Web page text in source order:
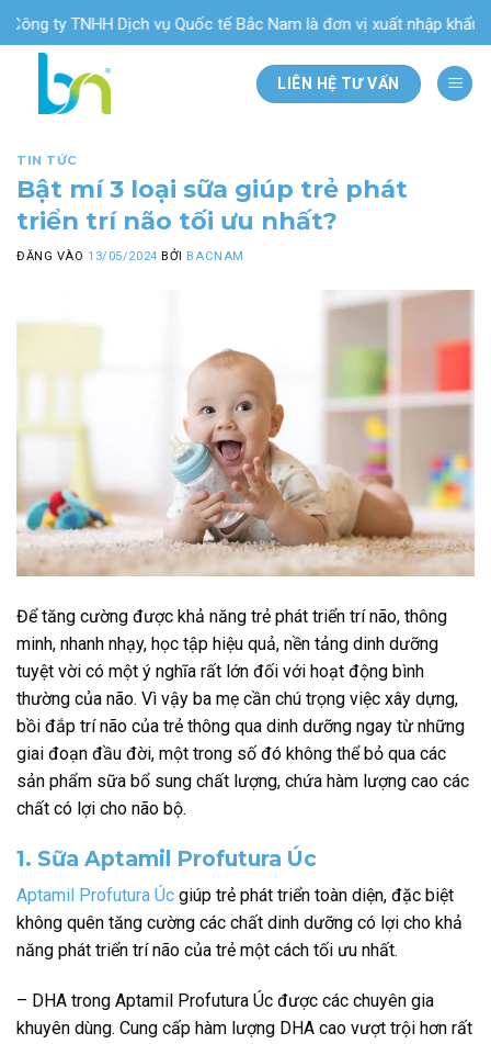
Bỏ
qua
ty TNHH Dịch vụ Quốc tế Bắc Nam là đơn vị xuất nhập khẩu &
LIÊN HỆ TƯ VẤN
TIN TỨC
Bật mí 3 loại sữa giúp trẻ phát
triển trí não tối ưu nhất?
ĐĂNG VÀO 13/05/2024 BỞI BACNAM
Để tăng cường được khả năng trẻ phát triển trí não, thông
minh, nhanh nhạy, học tập hiệu quả, nền tảng dinh dưỡng
tuyệt vời có một ý nghĩa rất lớn đối với hoạt động bình
thường của não. Vì vậy ba mẹ cần chú trọng việc xây dựng,
bồi đắp trí não của trẻ thông qua dinh dưỡng ngay từ những
giai đoạn đầu đời, một trong số đó không thể bỏ qua các
sản phẩm sữa bổ sung chất lượng, chứa hàm lượng cao các
chất có lợi cho não bộ.
1. Sữa Aptamil Profutura Úc
Aptamil Profutura Úc giúp trẻ phát triển toàn diện, đặc biệt
không quên tăng cường các chất dinh dưỡng có lợi cho khả
năng phát triển trí não của trẻ một cách tối ưu nhất.
– DHA trong Aptamil Profutura Úc được các chuyên gia
khuyên dùng. Cung cấp hàm lượng DHA cao vượt trội hơn rất